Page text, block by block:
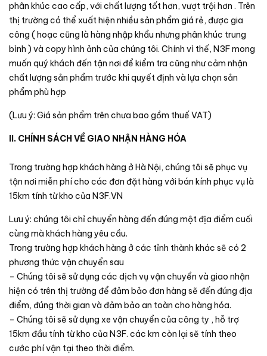
phân khúc cao cấp, với chất lượng tốt hơn, vượt trội hơn . Trên
thị trường có thể xuất hiện nhiều sản phẩm giá rẻ, được gia
công ( hoạc cũng là hàng nhập khẩu nhưng phân khúc trung
bình ) và copy hình ảnh của chúng tôi. Chính vì thế, N3F mong
muốn quý khách đến tận nơi để kiểm tra cũng như cảm nhận
chất lượng sản phẩm trước khi quyết định và lựa chọn sản
phẩm phù hợp
(Lưu ý: Giá sản phẩm trên chưa bao gồm thuế VAT)
II. CHÍNH SÁCH VỀ GIAO NHẬN HÀNG HÓA
Trong trường hợp khách hàng ở Hà Nội, chúng tôi sẽ phục vụ
tận nơi miễn phí cho các đơn đặt hàng với bán kính phục vụ là
15km tính từ kho của N3F.VN
Lưu ý: chúng tôi chỉ chuyển hàng đến đúng một địa điểm cuối
cùng mà khách hàng yêu cầu.
Trong trường hợp khách hàng ở các tỉnh thành khác sẽ có 2
phương thức vận chuyển sau
– Chúng tôi sẽ sử dụng các dịch vụ vận chuyển và giao nhận
hiện có trên thị trường để đảm bảo đơn hàng sẽ đến đúng địa
điểm, đúng thời gian và đảm bảo an toàn cho hàng hóa.
– Chúng tôi sẽ sử dụng xe vận chuyển của công ty , hỗ trợ
15km đầu tính từ kho của N3F. các km còn lại sẽ tính theo
cước phí vận tại theo thời điểm.